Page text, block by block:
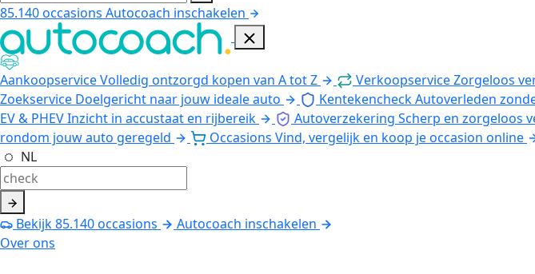
85.140occasions Autocoach inschakelen
AankoopserviceVolledig ontzorgd kopen van A tot Z VerkoopserviceZorgeloos
Zoekservice Doelgericht naar jouw ideale auto KentekencheckAutoverleden
EV & PHEVInzicht in accustaat en rijbereik Autoverzekering Scherp en zorgeloos
rondom jouw auto geregeld
Occasions Vind, vergelijk en koop je occasion online
NL
Bekijk85.140occasions
Autocoach inschakelen
Over ons